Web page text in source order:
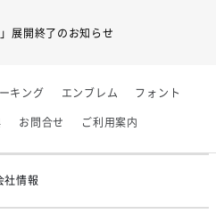
展開終了のお知らせ
庫限り」廃盤のお知らせ
キング エンブレム フォント
お問合せ ご利用案内
社情報